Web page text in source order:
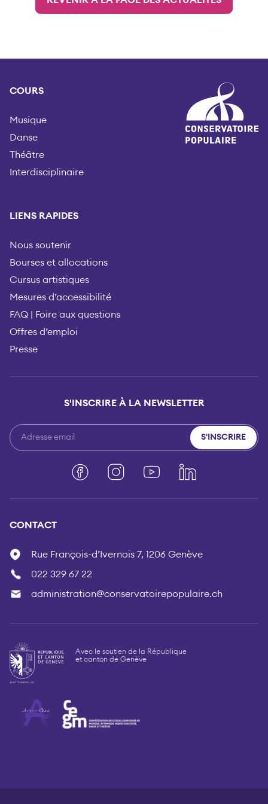
COURS
Musique
Danse
Théâtre
Interdisciplinaire
LIENS RAPIDES
Nous soutenir
Bourses et allocations
Cursus artistiques
Mesures d’accessibilité
FAQ | Foire aux questions
Offres d’emploi
Presse
S'INSCRIRE À LA NEWSLETTER
S'INSCRIRE
FacebookInstagramYouTubeLinkedIn
CONTACT
Rue François-d’Ivernois 7, 1206 Genève
022 329 67 22
administration@conservatoirepopulaire.ch
Avec le soutien de la République
et canton de Genève